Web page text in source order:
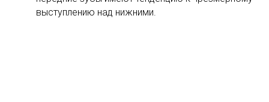
выступлению над нижними.